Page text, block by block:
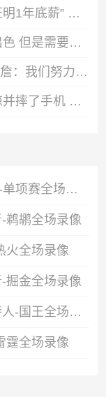
美记：库明加不愿与任何队签“证明1年底薪” 湖人仍是热门下家
杰伦·布朗：我们的纸面实力很出色 但是需要磨合才能兑现天赋
76人总裁谈休赛期得到布朗和老詹：我们努力争取 并达成理想运作
杰伦·布朗：初闻交易我感到震惊并摔了手机 马克西第一个联系我
WNBA全明星单项赛投篮之星-单项赛全场录像
鹈鹕全场录像
火全场录像
掘金全场录像
07月16日NBA夏季联赛凯尔特人-国王全场录像
霆全场录像